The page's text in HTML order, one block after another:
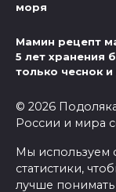
моря
Мамин рецепт
5 лет хранения
только чеснок
© 2026
России и мира
Мы используем
статистики,
лучше